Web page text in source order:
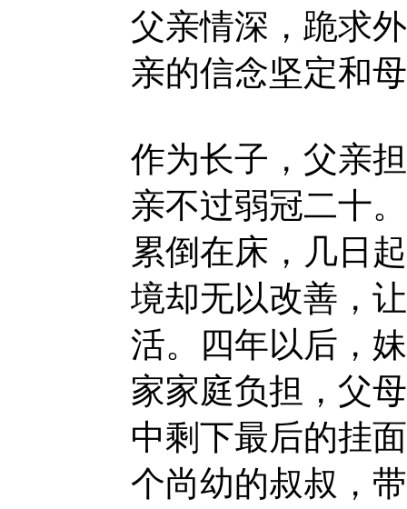
父亲情深，跪求
亲的信念坚定和
作为长子，父亲
亲不过弱冠二十
累倒在床，几日
境却无以改善，
活。四年以后，
家家庭负担，父
中剩下最后的挂
个尚幼的叔叔，